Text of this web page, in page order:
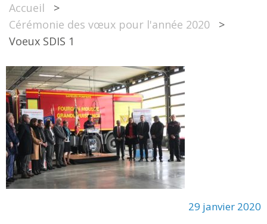
DÉPUTÉ 2017 – 2022
Accueil
>
Cérémonie des vœux pour l'année 2020
>
Voeux SDIS 1
29 janvier 2020